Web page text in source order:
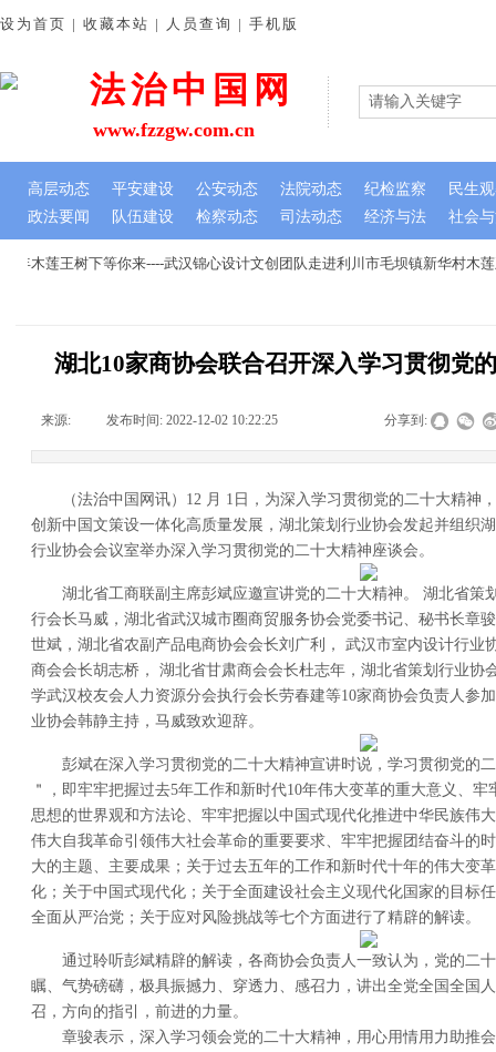
木莲王树下等你来----武汉锦心设计文创团队走进利川市毛坝镇新华村木莲
法治中国网
政法要闻 队伍建设 检察动态 司法动态 经济与法 社会
设为首页 | 收藏本站 | 人员查询 | 手机版
www.fzzgw.com.cn
高层动态 平安建设 公安动态 法院动态 纪检监察 民生
湖北10家商协会联合召开深入学习贯彻党
来源: 发布时间: 2022-12-02 10:22:25 分享到:
（法治中国网讯）12 月 1日，为深入学习贯彻党的二十大精神
创新中国文策设一体化高质量发展，湖北策划行业协会发起并组织
行业协会会议室举办深入学习贯彻党的二十大精神座谈会。
湖北省工商联副主席彭斌应邀宣讲党的二十大精神。 湖北省策
行会长马威，湖北省武汉城市圈商贸服务协会党委书记、秘书长章
世斌，湖北省农副产品电商协会会长刘广利， 武汉市室内设计行业
商会会长胡志桥， 湖北省甘肃商会会长杜志年，湖北省策划行业协
学武汉校友会人力资源分会执行会长劳春建等10家商协会负责人参
业协会韩静主持，马威致欢迎辞。
彭斌在深入学习贯彻党的二十大精神宣讲时说，学习贯彻党的二
＂，即牢牢把握过去5年工作和新时代10年伟大变革的重大意义、
思想的世界观和方法论、牢牢把握以中国式现代化推进中华民族伟
伟大自我革命引领伟大社会革命的重要要求、牢牢把握团结奋斗的
大的主题、主要成果；关于过去五年的工作和新时代十年的伟大变
化；关于中国式现代化；关于全面建设社会主义现代化国家的目标
全面从严治党；关于应对风险挑战等七个方面进行了精辟的解读。
通过聆听彭斌精辟的解读，各商协会负责人一致认为，党的二
瞩、气势磅礴，极具振撼力、穿透力、感召力，讲出全党全国全国
召，方向的指引，前进的力量。
章骏表示，深入学习领会党的二十大精神，用心用情用力助推